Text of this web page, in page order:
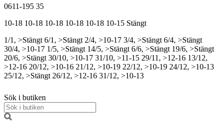
0611-195 35
10-18 10-18 10-18 10-18 10-18 10-15 Stängt
1/1, >Stängt 6/1, >Stängt 2/4, >10-17 3/4, >Stängt 6/4, >Stängt
30/4, >10-17 1/5, >Stängt 14/5, >Stängt 6/6, >Stängt 19/6, >Stängt
20/6, >Stängt 30/10, >10-17 31/10, >11-15 29/11, >12-16 13/12,
>12-16 20/12, >10-16 21/12, >10-19 22/12, >10-19 24/12, >10-13
25/12, >Stängt 26/12, >12-16 31/12, >10-13
Sök i butiken